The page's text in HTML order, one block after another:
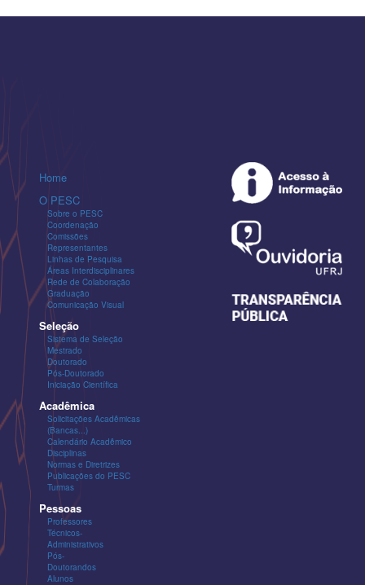
Home
O PESC
Sobre o PESC
Coordenação
Comissões
Representantes
Linhas de Pesquisa
Áreas Interdisciplinares
Rede de Colaboração
Graduação
Comunicação Visual
Seleção
Sistema de Seleção
Mestrado
Doutorado
Pós-Doutorado
Iniciação Científica
Acadêmica
Solicitações Acadêmicas
(Bancas...)
Calendário Acadêmico
Disciplinas
Normas e Diretrizes
Publicações do PESC
Turmas
Pessoas
Professores
Técnicos-
Administrativos
Pós-
Doutorandos
Alunos